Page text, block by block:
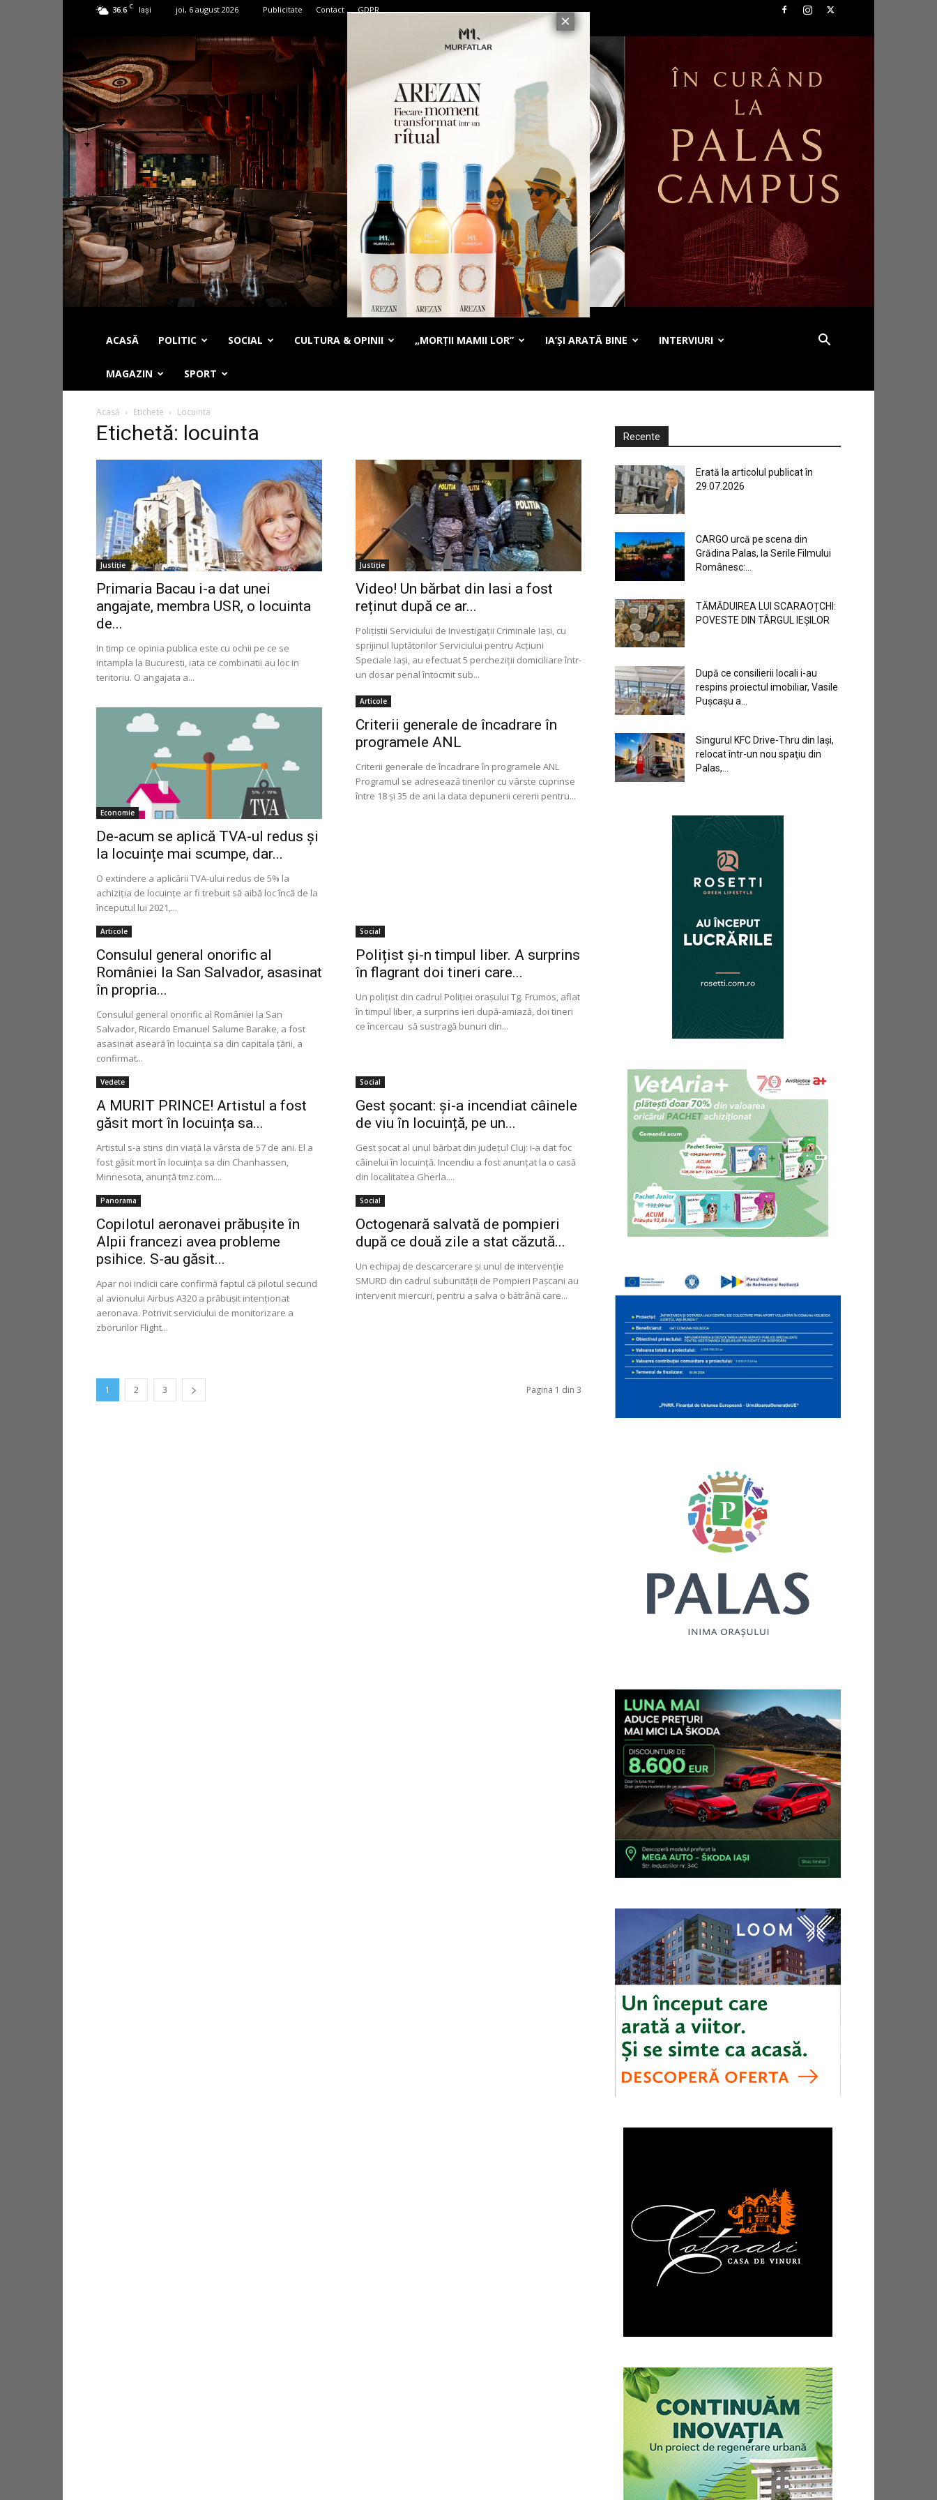
36.6 C Iași joi, 6 august 2026 Publicitate Contact GDPR
ACASĂ POLITIC SOCIAL CULTURA & OPINII „MORȚII MAMII LOR” IA’ȘI ARATĂ BINE INTERVIURI
MAGAZIN SPORT
Acasă Etichete Locuinta
Etichetă: locuinta
Justiție
Primaria Bacau i-a dat unei
angajate, membra USR, o locuinta
de...
In timp ce opinia publica este cu ochii pe ce se
intampla la Bucuresti, iata ce combinatii au loc in
teritoriu. O angajata a...
Justiție
Video! Un bărbat din Iasi a fost
reținut după ce ar...
Polițiștii Serviciului de Investigații Criminale Iași, cu
sprijinul luptătorilor Serviciului pentru Acțiuni
Speciale Iași, au efectuat 5 percheziții domiciliare într-
un dosar penal întocmit sub...
Economie
De-acum se aplică TVA-ul redus și
la locuințe mai scumpe, dar...
O extindere a aplicării TVA-ului redus de 5% la
achiziția de locuințe ar fi trebuit să aibă loc încă de la
începutul lui 2021,...
Articole
Criterii generale de încadrare în
programele ANL
Criterii generale de încadrare în programele ANL
Programul se adresează tinerilor cu vârste cuprinse
între 18 și 35 de ani la data depunerii cererii pentru...
Articole
Consulul general onorific al
României la San Salvador, asasinat
în propria...
Consulul general onorific al României la San
Salvador, Ricardo Emanuel Salume Barake, a fost
asasinat aseară în locuința sa din capitala țării, a
confirmat...
Social
Polițist și-n timpul liber. A surprins
în flagrant doi tineri care...
Un polițist din cadrul Poliţiei oraşului Tg. Frumos, aflat
în timpul liber, a surprins ieri după-amiază, doi tineri
ce încercau să sustragă bunuri din...
Vedete
A MURIT PRINCE! Artistul a fost
găsit mort în locuința sa...
Artistul s-a stins din viață la vârsta de 57 de ani. El a
fost găsit mort în locuința sa din Chanhassen,
Minnesota, anunţă tmz.com....
Social
Gest șocant: și-a incendiat câinele
de viu în locuință, pe un...
Gest şocat al unul bărbat din judeţul Cluj: i-a dat foc
câinelui în locuinţă. Incendiu a fost anunţat la o casă
din localitatea Gherla....
Panorama
Copilotul aeronavei prăbușite în
Alpii francezi avea probleme
psihice. S-au găsit...
Apar noi indicii care confirmă faptul că pilotul secund
al avionului Airbus A320 a prăbuşit intenţionat
aeronava. Potrivit serviciului de monitorizare a
zborurilor Flight...
Social
Octogenară salvată de pompieri
după ce două zile a stat căzută...
Un echipaj de descarcerare şi unul de intervenţie
SMURD din cadrul subunității de Pompieri Pașcani au
intervenit miercuri, pentru a salva o bătrână care...
1 2 3 Pagina 1 din 3
Recente
Erată la articolul publicat în
29.07.2026
CARGO urcă pe scena din
Grădina Palas, la Serile Filmului
Românesc:...
TĂMĂDUIREA LUI SCARAOȚCHI:
POVESTE DIN TÂRGUL IEȘILOR
După ce consilierii locali i-au
respins proiectul imobiliar, Vasile
Pușcașu a...
Singurul KFC Drive-Thru din Iași,
relocat într-un nou spaţiu din
Palas,...